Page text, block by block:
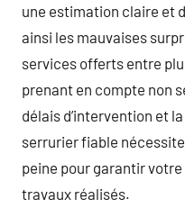
une estimation claire et
ainsi les mauvaises
services offerts entre
prenant en compte non
délais d’intervention et
serrurier fiable
peine pour garantir
travaux réalisés.